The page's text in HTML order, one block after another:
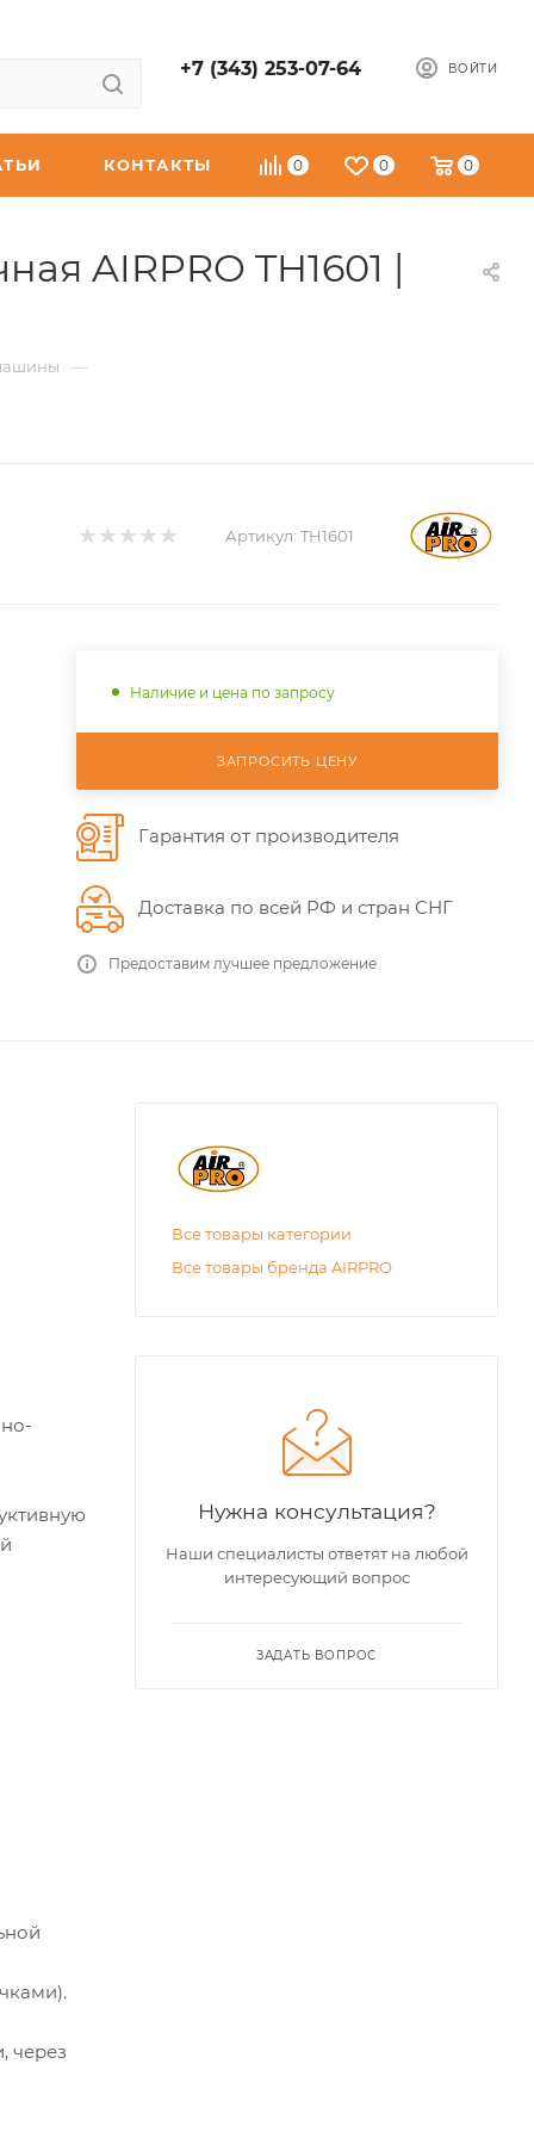
+7 (343) 253-07-64 ВОЙТИ
0 0 0
КОНТАКТЫ
AIRPRO TH1601 |
—
Артикул: TH1601
Наличие и цена по запросу
ЗАПРОСИТЬ ЦЕНУ
Гарантия от производителя
Доставка по всей РФ и стран СНГ
Предоставим лучшее предложение
через
Все товары категории
Все товары бренда AIRPRO
Нужна консультация?
Наши специалисты ответят на любой
интересующий вопрос
ЗАДАТЬ ВОПРОС